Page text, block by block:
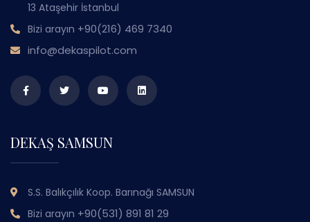
13 Ataşehir İstanbul
Bizi arayın +90(216) 469 7340
info@dekaspilot.com
DEKAŞ SAMSUN
S.S. Balıkçılık Koop. Barınağı SAMSUN
Bizi arayın +90(531) 891 81 29